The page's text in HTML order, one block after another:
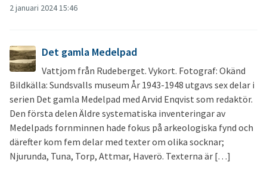
2 januari 2024 15:46
Det gamla Medelpad
Vattjom från Rudeberget. Vykort. Fotograf: Okänd
Bildkälla: Sundsvalls museum År 1943-1948 utgavs sex delar i
serien Det gamla Medelpad med Arvid Enqvist som redaktör.
Den första delen Äldre systematiska inventeringar av
Medelpads fornminnen hade fokus på arkeologiska fynd och
därefter kom fem delar med texter om olika socknar;
Njurunda, Tuna, Torp, Attmar, Haverö. Texterna är […]